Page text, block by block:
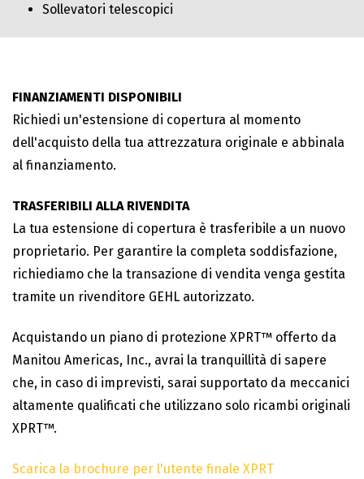
Sollevatori telescopici
FINANZIAMENTI DISPONIBILI
Richiedi un'estensione di copertura al momento
dell'acquisto della tua attrezzatura originale e abbinala
al finanziamento.
TRASFERIBILI ALLA RIVENDITA
La tua estensione di copertura è trasferibile a un nuovo
proprietario. Per garantire la completa soddisfazione,
richiediamo che la transazione di vendita venga gestita
tramite un rivenditore GEHL autorizzato.
Acquistando un piano di protezione XPRT™ offerto da
Manitou Americas, Inc., avrai la tranquillità di sapere
che, in caso di imprevisti, sarai supportato da meccanici
altamente qualificati che utilizzano solo ricambi originali
XPRT™.
Scarica la brochure per l'utente finale XPRT